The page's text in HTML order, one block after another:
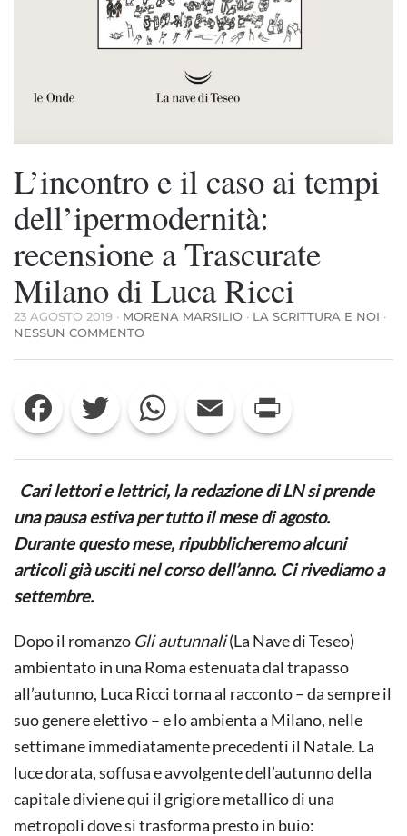
L’incontro e il caso ai tempi
dell’ipermodernità:
recensione a Trascurate
Milano di Luca Ricci
23 AGOSTO 2019 · MORENA MARSILIO · LA SCRITTURA E NOI ·
NESSUN COMMENTOSU
E
CASO
AI
TEMPI
RECENSIONE
TRASCURATE
MILANO
DI
LUCA
RICCI
Facebook Twitter WhatsApp Email
Cari lettori e lettrici, la redazione di LN si prende
una pausa estiva per tutto il mese di agosto.
Durante questo mese, ripubblicheremo alcuni
articoli già usciti nel corso dell’anno. Ci rivediamo a
settembre.
Dopo il romanzo Gli autunnali(La Nave di Teseo)
ambientato in una Roma estenuata dal trapasso
all’autunno, Luca Ricci torna al racconto – da sempre il
suo genere elettivo – e lo ambienta a Milano, nelle
settimane immediatamente precedenti il Natale. La
luce dorata, soffusa e avvolgente dell’autunno della
capitale diviene qui il grigiore metallico di una
metropoli dove si trasforma presto in buio: